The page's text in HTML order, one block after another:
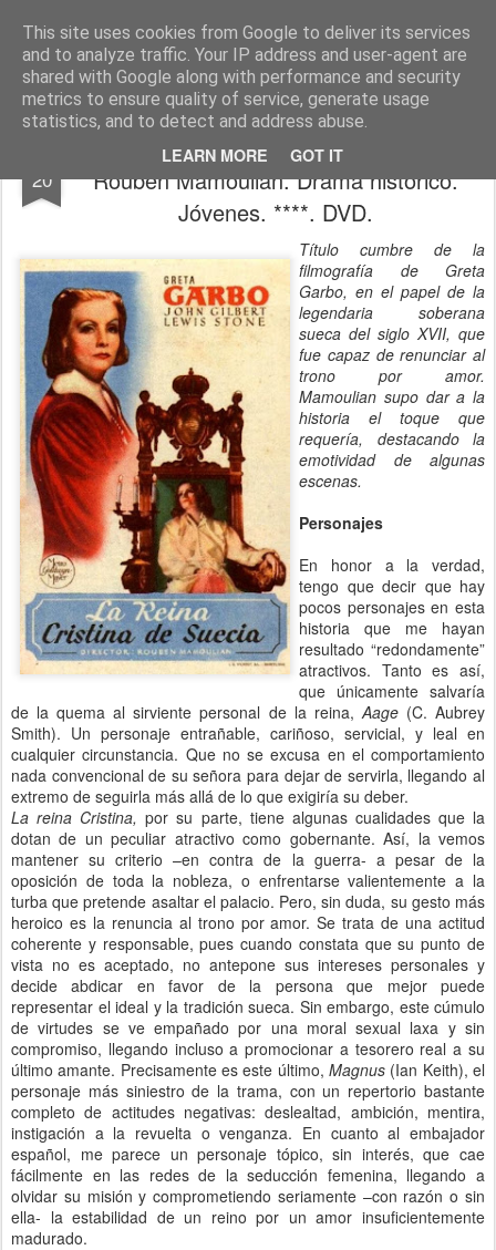
This site uses cookies from Google to deliver its services
and to analyze traffic. Your IP address and user-agent are
shared with Google along with performance and security
metrics to ensure quality of service, generate usage
statistics, and to detect and address abuse.
LEARN MORE GOT IT
CINE, LITERATURA Y VIDA Blog de Cine y Libros
20
LA REINA CRISTINA DE SUECIA (1933).
Rouben Mamoulian. Drama histórico.
Jóvenes. ****. DVD.
Título cumbre de la
filmografía de Greta
Garbo, en el papel de la
legendaria soberana
sueca del siglo XVII, que
fue capaz de renunciar al
trono por amor.
Mamoulian supo dar a la
historia el toque que
requería, destacando la
emotividad de algunas
escenas.
Personajes
En honor a la verdad,
tengo que decir que hay
pocos personajes en esta
historia que me hayan
resultado “redondamente”
atractivos. Tanto es así,
que únicamente salvaría
de la quema al sirviente personal de la reina,Aage(C. Aubrey
Smith). Un personaje entrañable, cariñoso, servicial, y leal en
cualquier circunstancia. Que no se excusa en el comportamiento
nada convencional de su señora para dejar de servirla, llegando al
extremo de seguirla más allá de lo que exigiría su deber.
La reina Cristina, por su parte, tiene algunas cualidades que la
dotan de un peculiar atractivo como gobernante. Así, la vemos
mantener su criterio –en contra de la guerra- a pesar de la
oposición de toda la nobleza, o enfrentarse valientemente a la
turba que pretende asaltar el palacio. Pero, sin duda, su gesto más
heroico es la renuncia al trono por amor. Se trata de una actitud
coherente y responsable, pues cuando constata que su punto de
vista no es aceptado, no antepone sus intereses personales y
decide abdicar en favor de la persona que mejor puede
representar el ideal y la tradición sueca. Sin embargo, este cúmulo
de virtudes se ve empañado por una moral sexual laxa y sin
compromiso, llegando incluso a promocionar a tesorero real a su
último amante. Precisamente es este último, Magnus (Ian Keith), el
personaje más siniestro de la trama, con un repertorio bastante
completo de actitudes negativas: deslealtad, ambición, mentira,
instigación a la revuelta o venganza. En cuanto al embajador
español, me parece un personaje tópico, sin interés, que cae
fácilmente en las redes de la seducción femenina, llegando a
olvidar su misión y comprometiendo seriamente –con razón o sin
ella- la estabilidad de un reino por un amor insuficientemente
madurado.